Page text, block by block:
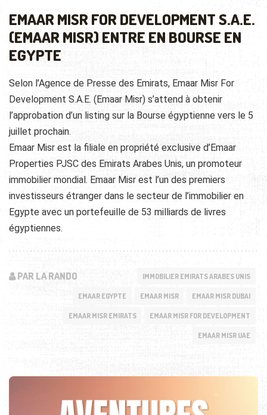
EMAAR MISR FOR DEVELOPMENT S.A.E.
(EMAAR MISR) ENTRE EN BOURSE EN
EGYPTE
Selon l’Agence de Presse des Emirats, Emaar Misr For
Development S.A.E. (Emaar Misr) s’attend à obtenir
l’approbation d’un listing sur la Bourse égyptienne vers le 5
juillet prochain.
Emaar Misr est la filiale en propriété exclusive d’Emaar
Properties PJSC des Emirats Arabes Unis, un promoteur
immobilier mondial. Emaar Misr est l’un des premiers
investisseurs étranger dans le secteur de l’immobilier en
Egypte avec un portefeuille de 53 milliards de livres
égyptiennes.
PAR LA RANDO IMMOBILIER EMIRATS ARABES UNIS
EMAAR EGYPTE EMAAR MISR EMAAR MISR DUBAI
EMAAR MISR EMIRATS EMAAR MISR FOR DEVELOPMENT
EMAAR MISR UAE